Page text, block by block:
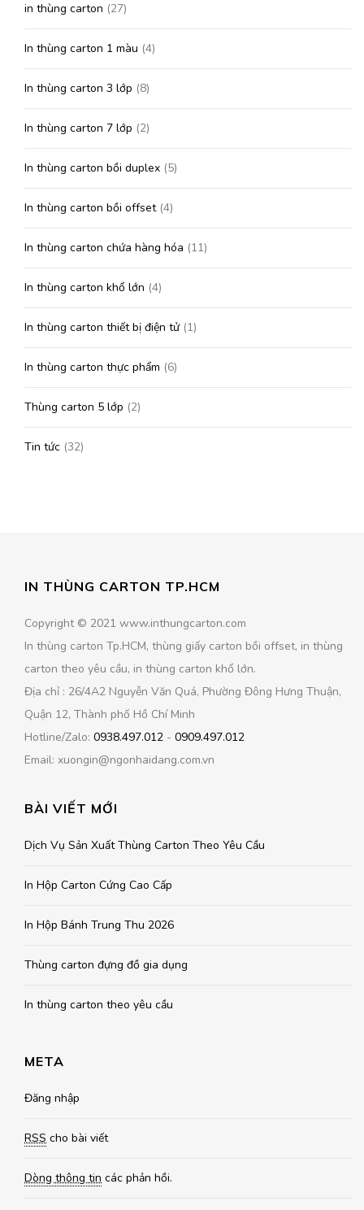
in thùng carton (27)
In thùng carton 1 màu (4)
In thùng carton 3 lớp (8)
In thùng carton 7 lớp (2)
In thùng carton bồi duplex (5)
In thùng carton bồi offset(4)
In thùng carton chứa hàng hóa (11)
In thùng carton khổ lớn (4)
In thùng carton thiết bị điện tử(1)
In thùng carton thực phẩm (6)
Thùng carton 5 lớp (2)
Tin tức (32)
IN THÙNG CARTON TP.HCM
Copyright © 2021 www.inthungcarton.com
In thùng carton Tp.HCM, thùng giấy carton bồi offset, in thùng
carton theo yêu cầu, in thùng carton khổ lớn.
Địa chỉ : 26/4A2 Nguyễn Văn Quá, Phường Đông Hưng Thuận,
Quận 12, Thành phố Hồ Chí Minh
Hotline/Zalo: 0938.497.012 - 0909.497.012
Email: xuongin@ngonhaidang.com.vn
BÀI VIẾT MỚI
Dịch Vụ Sản Xuất Thùng Carton Theo Yêu Cầu
In Hộp Carton Cứng Cao Cấp
In Hộp Bánh Trung Thu 2026
Thùng carton đựng đồ gia dụng
In thùng carton theo yêu cầu
META
Đăng nhập
RSS cho bài viết
Dòng thông tin các phản hồi.